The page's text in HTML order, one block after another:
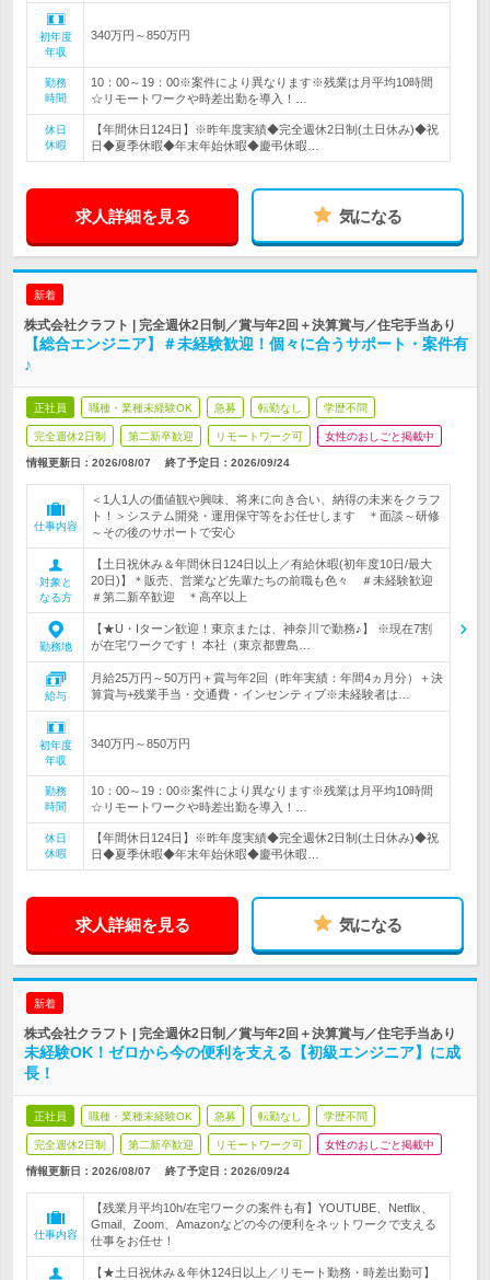
初年度
年収
340万円～850万円
勤務
時間
10：00～19：00※案件により異なります※残業は月平均10時間
☆リモートワークや時差出勤を導入！…
休日
休暇
【年間休日124日】※昨年度実績◆完全週休2日制(土日休み)◆祝
日◆夏季休暇◆年末年始休暇◆慶弔休暇…
求人詳細を見る 気になる
新着
株式会社クラフト | 完全週休2日制／賞与年2回＋決算賞与／住宅手当あり
【総合エンジニア】＃未経験歓迎！個々に合うサポート・案件有
♪
正社員 職種・業種未経験OK 急募 転勤なし 学歴不問
完全週休2日制 第二新卒歓迎 リモートワーク可 女性のおしごと掲載中
情報更新日：2026/08/07 終了予定日： 2026/09/24
仕事内容
＜1人1人の価値観や興味、将来に向き合い、納得の未来をクラフ
ト！＞システム開発・運用保守等をお任せします ＊面談～研修
～その後のサポートで安心
対象と
なる方
【土日祝休み＆年間休日124日以上／有給休暇(初年度10日/最大
20日)】＊販売、営業など先輩たちの前職も色々 ＃未経験歓迎
＃第二新卒歓迎 ＊高卒以上
勤務地
【★U・Iターン歓迎！東京または、神奈川で勤務♪】 ※現在7割
が在宅ワークです！ 本社（東京都豊島…
給与
月給25万円～50万円＋賞与年2回（昨年実績：年間4ヵ月分）＋決
算賞与+残業手当・交通費・インセンティブ※未経験者は…
初年度
年収
340万円～850万円
勤務
時間
10：00～19：00※案件により異なります※残業は月平均10時間
☆リモートワークや時差出勤を導入！…
休日
休暇
【年間休日124日】※昨年度実績◆完全週休2日制(土日休み)◆祝
日◆夏季休暇◆年末年始休暇◆慶弔休暇…
求人詳細を見る 気になる
新着
株式会社クラフト | 完全週休2日制／賞与年2回＋決算賞与／住宅手当あり
未経験OK！ゼロから今の便利を支える【初級エンジニア】に成
長！
正社員 職種・業種未経験OK 急募 転勤なし 学歴不問
完全週休2日制 第二新卒歓迎 リモートワーク可 女性のおしごと掲載中
情報更新日：2026/08/07 終了予定日： 2026/09/24
仕事内容
【残業月平均10h/在宅ワークの案件も有】YOUTUBE、Netflix、
Gmail、Zoom、Amazonなどの今の便利をネットワークで支える
仕事をお任せ！
【★土日祝休み＆年休124日以上／リモート勤務・時差出勤可】